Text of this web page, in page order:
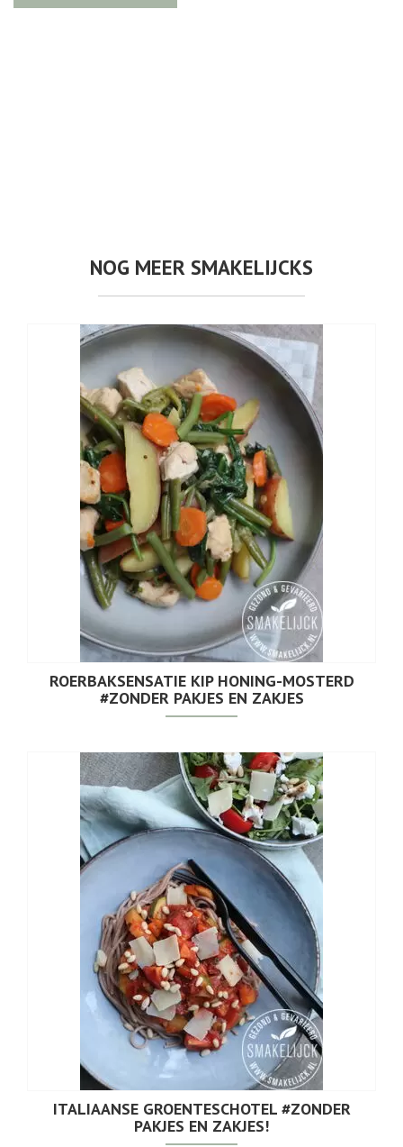
NOG MEER SMAKELIJCKS
ROERBAKSENSATIE KIP HONING-MOSTERD
#ZONDER PAKJES EN ZAKJES
ITALIAANSE GROENTESCHOTEL #ZONDER
PAKJES EN ZAKJES!